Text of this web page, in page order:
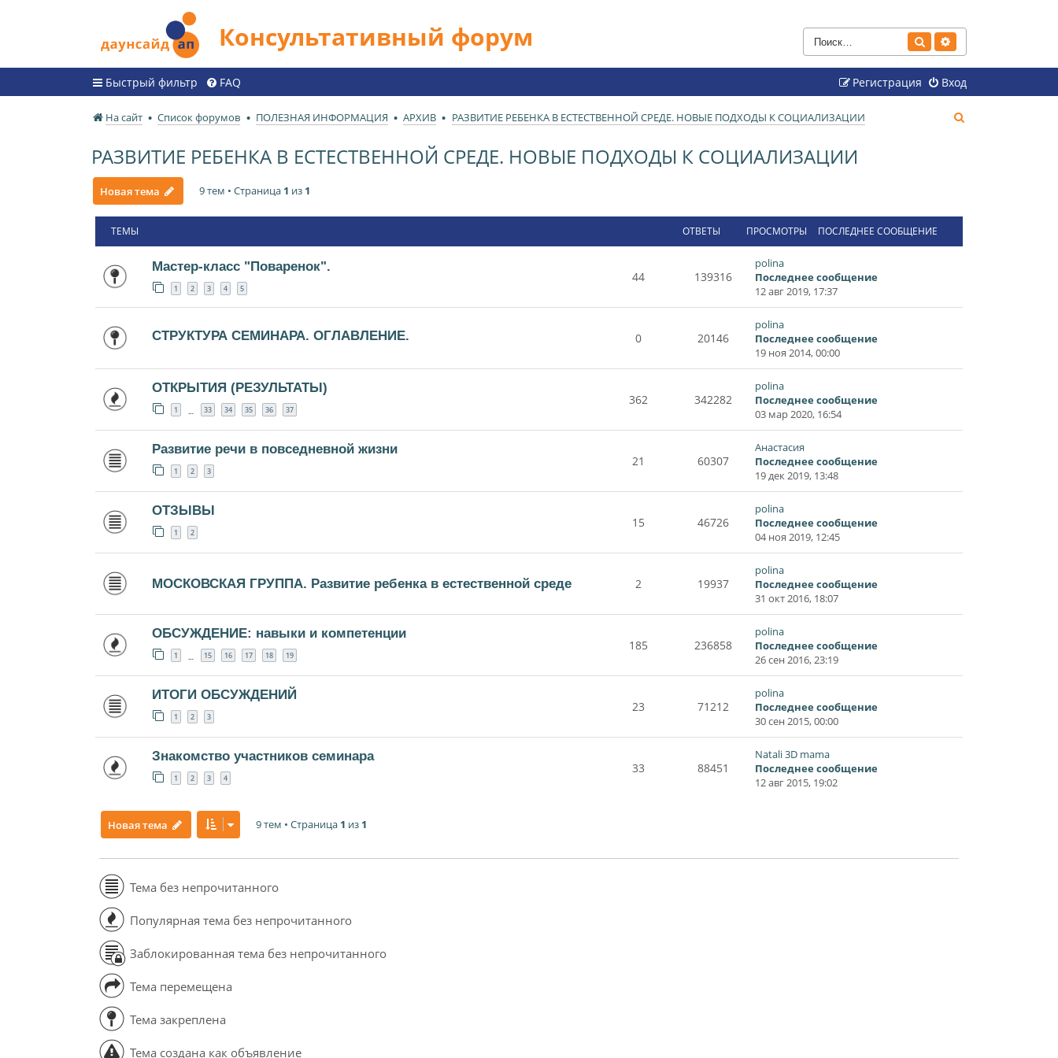
Консультативный форум Поиск
Быстрый фильтр FAQ Вход
Регистрация
На сайт Список форумов ПОЛЕЗНАЯ ИНФОРМАЦИЯ АРХИВ РАЗВИТИЕ РЕБЕНКА В ЕСТЕСТВЕННОЙ СРЕДЕ. НОВЫЕ ПОДХОДЫ К СОЦИАЛИЗАЦИИ
РАЗВИТИЕ РЕБЕНКА В ЕСТЕСТВЕННОЙ СРЕДЕ. НОВЫЕ ПОДХОДЫ К СОЦИАЛИЗАЦИИ
Новая тема 9 тем • Страница 1 из 1
ТЕМЫ ОТВЕТЫ ПРОСМОТРЫ ПОСЛЕДНЕЕ СООБЩЕНИЕ
Мастер-класс "Поваренок".
1 2 3 4 5
44 139316
polina
Последнее сообщение
12 авг 2019, 17:37
СТРУКТУРА СЕМИНАРА. ОГЛАВЛЕНИЕ. 0 20146
polina
Последнее сообщение
19 ноя 2014, 00:00
ОТКРЫТИЯ (РЕЗУЛЬТАТЫ)
1 33 34 35 36 37
362 342282
polina
Последнее сообщение
03 мар 2020, 16:54
Развитие речи в повседневной жизни
1 2 3
21 60307
Анастасия
Последнее сообщение
19 дек 2019, 13:48
ОТЗЫВЫ
1 2
15 46726
polina
Последнее сообщение
04 ноя 2019, 12:45
МОСКОВСКАЯ ГРУППА. Развитие ребенка в естественной среде 2 19937
polina
Последнее сообщение
31 окт 2016, 18:07
ОБСУЖДЕНИЕ: навыки и компетенции
1 15 16 17 18 19
185 236858
polina
Последнее сообщение
26 сен 2016, 23:19
ИТОГИ ОБСУЖДЕНИЙ
1 2 3
23 71212
polina
Последнее сообщение
30 сен 2015, 00:00
Знакомство участников семинара
1 2 3 4
33 88451
Natali 3D mama
Последнее сообщение
12 авг 2015, 19:02
Новая тема 9 тем • Страница 1 из 1
Тема без непрочитанного
Популярная тема без непрочитанного
Заблокированная тема без непрочитанного
Тема перемещена
Тема закреплена
Тема создана как объявление